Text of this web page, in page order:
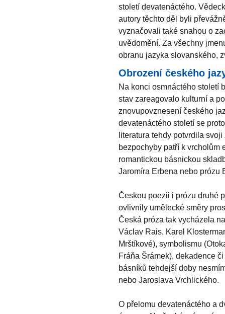
století devatenáctého.
autory těchto děl byli
vyznačovali také snahou o
uvědomění. Za všechny
obranu jazyka slovanského,
Obrození českého
Na konci osmnáctého století
stav zareagovalo kulturní a
znovupovznesení českého
devatenáctého století se
literatura tehdy potvrdila
bezpochyby patří k vrcholům
romantickou básnickou
Jaromíra Erbena nebo prózu
Českou poezii i prózu druhé
ovlivnily umělecké směry
Česká próza tak vycházela
Václav Rais, Karel
Mrštíkové), symbolismu
Fráňa Šrámek), dekadence
básníků tehdejší doby
nebo Jaroslava Vrchlického.
O přelomu devatenáctého a